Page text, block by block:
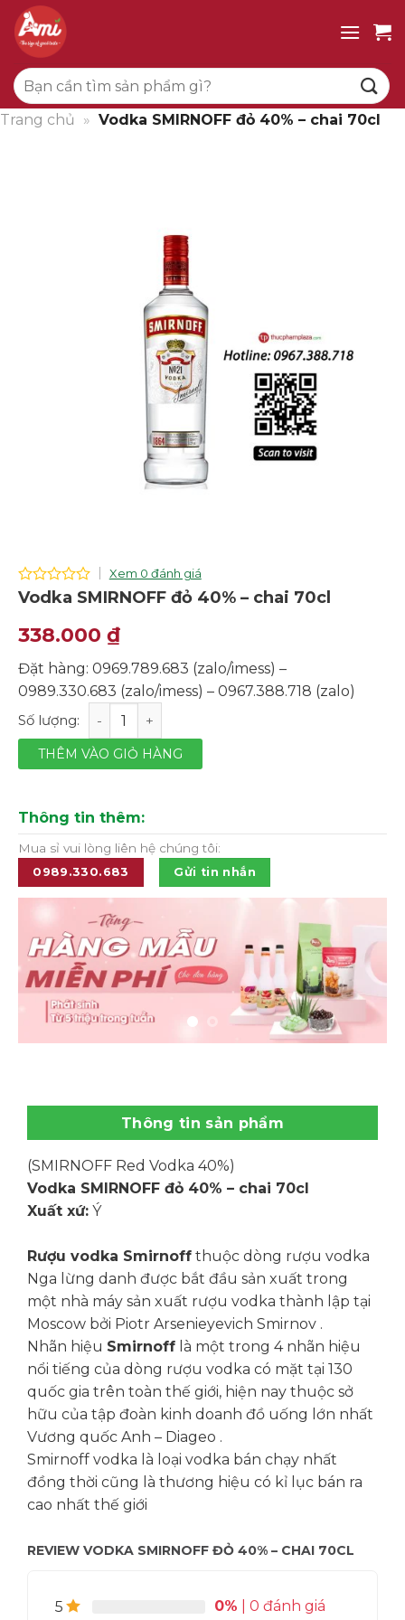
qua
dung
Tìm
kiếm:
Trang chủ » Vodka SMIRNOFF đỏ 40% – chai 70cl
0
5
Xem 0 đánh giá
Vodka SMIRNOFF đỏ 40% – chai 70cl
338.000 ₫
Đặt hàng: 0969.789.683 (zalo/imess) –
0989.330.683 (zalo/imess) – 0967.388.718 (zalo)
Vodka SMIRNOFF đỏ 40% - chai 70cl số lượng
THÊM VÀO GIỎ HÀNG
Thông tin thêm:
Mua sỉ vui lòng liên hệ chúng tôi:
0989.330.683 Gửi tin nhắn
Thông tin sản phẩm
(SMIRNOFF Red Vodka 40%)
Vodka SMIRNOFF đỏ 40% – chai 70cl
Xuất xứ:Ý
Rượu vodka Smirnoff thuộc dòng rượu vodka
Nga lừng danh được bắt đầu sản xuất trong
một nhà máy sản xuất rượu vodka thành lập tại
Moscow bởi Piotr Arsenieyevich Smirnov .
Nhãn hiệu Smirnofflà một trong 4 nhãn hiệu
nổi tiếng của dòng rượu vodka có mặt tại 130
quốc gia trên toàn thế giới, hiện nay thuộc sở
hữu của tập đoàn kinh doanh đồ uống lớn nhất
Vương quốc Anh – Diageo .
Smirnoff vodka là loại vodka bán chạy nhất
đồng thời cũng là thương hiệu có kỉ lục bán ra
cao nhất thế giới
REVIEW VODKA SMIRNOFF ĐỎ 40% – CHAI 70CL
5 0% | 0 đánh giá